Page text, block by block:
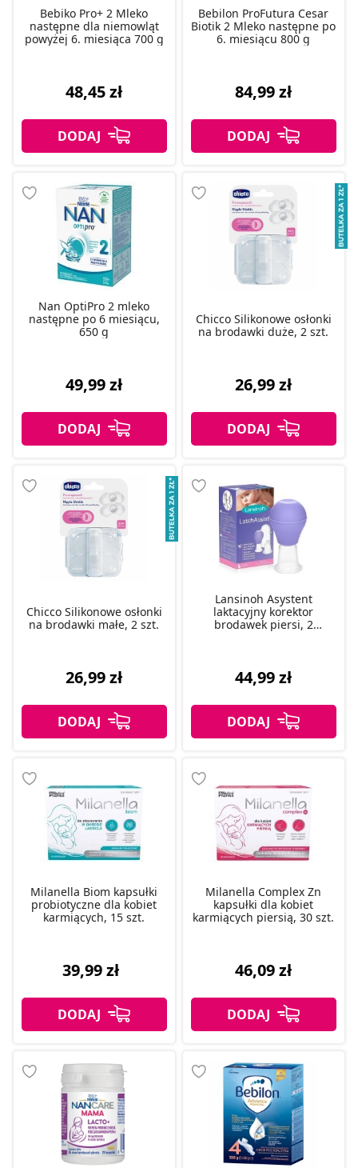
Bebiko Pro+ 2 Mleko
następne dla niemowląt
powyżej 6. miesiąca 700 g
48,45 zł
Bebilon ProFutura Cesar
Biotik 2 Mleko następne po
6. miesiącu 800 g
84,99 zł
Nan OptiPro 2 mleko
następne po 6 miesiącu,
650 g
49,99 zł
Chicco Silikonowe osłonki
na brodawki duże, 2 szt.
26,99 zł
Chicco Silikonowe osłonki
na brodawki małe, 2 szt.
26,99 zł
Lansinoh Asystent
laktacyjny korektor
brodawek piersi, 2
44,99 zł
Milanella Biom kapsułki
probiotyczne dla kobiet
karmiących, 15 szt.
39,99 zł
Milanella Complex Zn
kapsułki dla kobiet
karmiących piersią, 30 szt.
46,09 zł